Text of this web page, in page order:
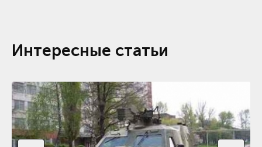
Интересные статьи